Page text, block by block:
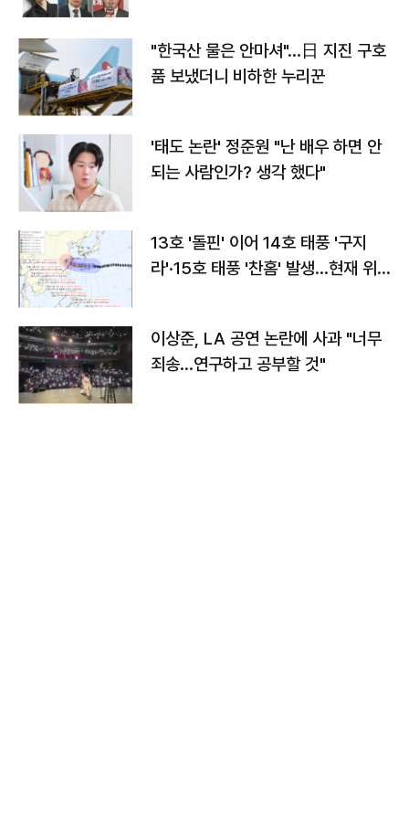
"한국산 물은 안마셔"…日 지진 구호
품 보냈더니 비하한 누리꾼
'태도 논란' 정준원 "난 배우 하면 안
되는 사람인가? 생각 했다"
13호 '돌핀' 이어 14호 태풍 '구지
라'·15호 태풍 '찬홈' 발생…현재 위
이상준, LA 공연 논란에 사과 "너무
죄송…연구하고 공부할 것"